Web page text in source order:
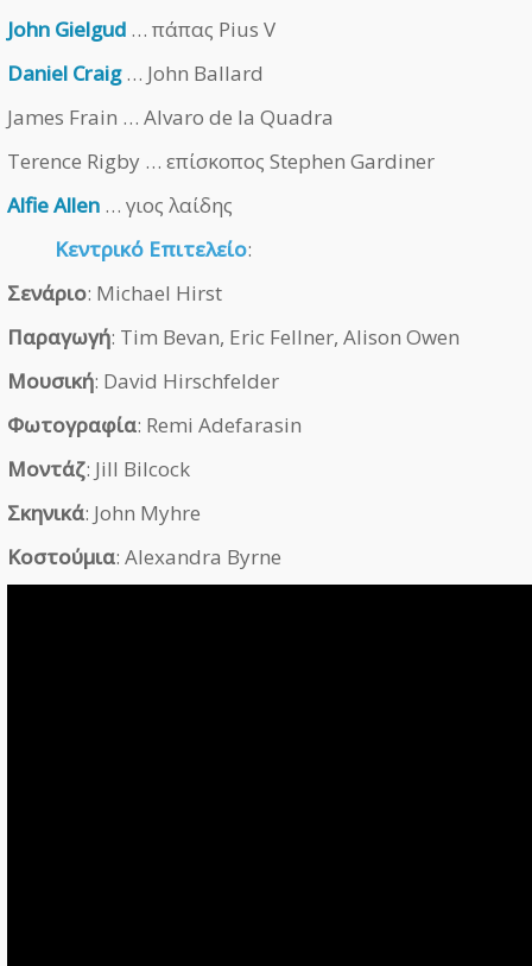
John Gielgud … πάπας Pius V
Daniel Craig… John Ballard
James Frain … Alvaro de la Quadra
Terence Rigby … επίσκοπος Stephen Gardiner
Alfie Allen … γιος λαίδης
Κεντρικό Επιτελείο:
Σενάριο: Michael Hirst
Παραγωγή: Tim Bevan, Eric Fellner, Alison Owen
Μουσική: David Hirschfelder
Φωτογραφία: Remi Adefarasin
Μοντάζ: Jill Bilcock
Σκηνικά: John Myhre
Κοστούμια: Alexandra Byrne